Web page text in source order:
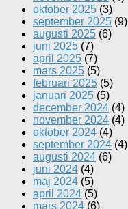
oktober 2025 (3)
september 2025 (9)
augusti 2025 (6)
juni 2025 (7)
april 2025 (7)
mars 2025 (5)
februari 2025 (5)
januari 2025 (5)
december 2024 (4)
november 2024 (4)
oktober 2024 (4)
september 2024 (4)
augusti 2024 (6)
juni 2024 (4)
maj 2024 (5)
april 2024 (5)
mars 2024 (6)